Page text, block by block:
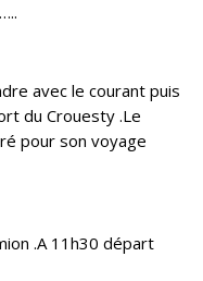
avec le courant puis
du Crouesty .Le
pour son voyage
.A 11h30 départ